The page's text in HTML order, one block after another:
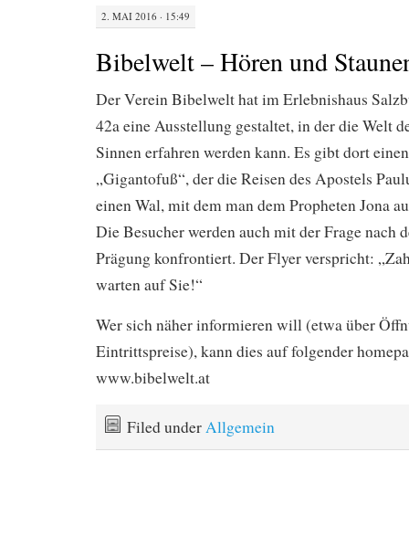
2. MAI 2016 · 15:49
Bibelwelt – Hören und
Der Verein Bibelwelt hat im Erlebnishaus
42a eine Ausstellung gestaltet, in der die Welt
Sinnen erfahren werden kann. Es gibt dort
„Gigantofuß“, der die Reisen des Apostels
einen Wal, mit dem man dem Propheten Jona
Die Besucher werden auch mit der Frage nach
Prägung konfrontiert. Der Flyer verspricht:
warten auf Sie!“
Wer sich näher informieren will (etwa über
Eintrittspreise), kann dies auf folgender
www.bibelwelt.at
Filed underAllgemein